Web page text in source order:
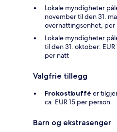
Lokale myndigheter
november til den 31.
overnattingsenhet, per
Lokale myndigheter
til den 31. oktober:
per natt
Valgfrie tillegg
Frokostbuffé er
ca. EUR 15 per person
Barn og ekstrasenger